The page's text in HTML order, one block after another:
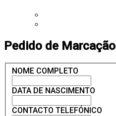
Pedido de Marcação
NOME COMPLETO
DATA DE NASCIMENTO
CONTACTO TELEFÓNICO